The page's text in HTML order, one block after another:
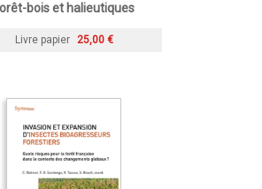
bois et halieutiques
Livre papier 25,00 €